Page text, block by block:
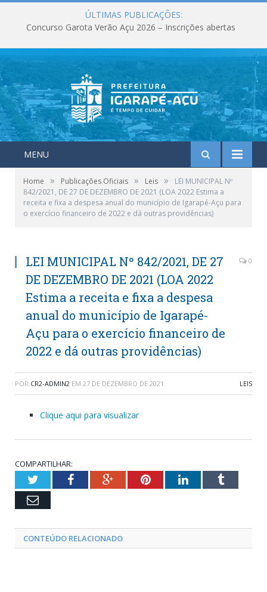
ÚLTIMAS PUBLICAÇÕES:
Concurso Garota Verão Açu 2026 – Inscrições abertas
MENU
Home » Publicações Oficiais » Leis »
LEI MUNICIPAL Nº
842/2021, DE 27 DE DEZEMBRO DE 2021 (LOA 2022 Estima a
receita e fixa a despesa anual do município de Igarapé-Açu para
o exercício financeiro de 2022 e dá outras providências)
LEI MUNICIPAL Nº 842/2021, DE 27
DE DEZEMBRO DE 2021 (LOA 2022
Estima a receita e fixa a despesa
anual do município de Igarapé-
Açu para o exercício financeiro de
2022 e dá outras providências)
0
POR CR2-ADMIN2 EM 27 DE DEZEMBRO DE 2021 LEIS
Clique aqui para visualizar
COMPARTILHAR:
TwitterFacebookGoogle+PinterestLinkedInTumblr
Email
CONTEÚDO RELACIONADO